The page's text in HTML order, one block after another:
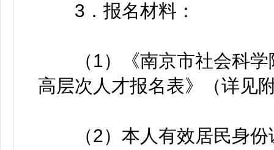
3．报名材料：
（1）《南京市社会科学
高层次人才报名表》（详见
（2）本人有效居民身份